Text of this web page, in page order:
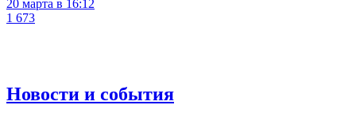
20 марта в 16:12
1 673
Новости и события